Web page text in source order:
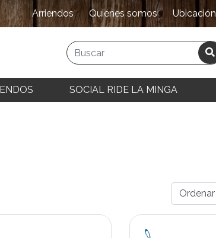
Arriendos Quiénes somos Ubicación
SOCIAL RIDE LA MINGA